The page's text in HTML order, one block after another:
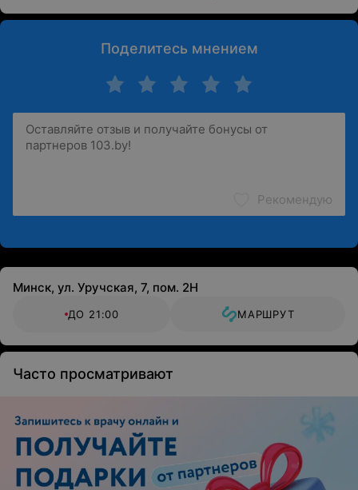
Поделитесь мнением
Рекомендую
Минск, ул. Уручская, 7, пом. 2Н
ДО 21:00 МАРШРУТ
Часто просматривают